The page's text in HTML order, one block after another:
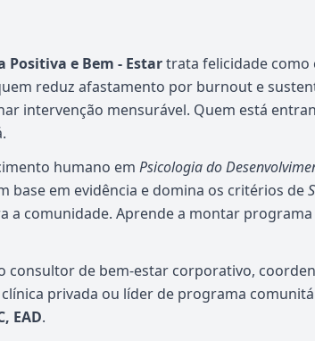
Positiva e Bem - Estartrata felicidade como
reduz afastamento por burnout e
intervenção mensurável. Quem está
humano em Psicologia do
base em evidência e domina os critérios de
a comunidade. Aprende a montar
consultor de bem-estar corporativo,
privada ou líder de programa
EAD.